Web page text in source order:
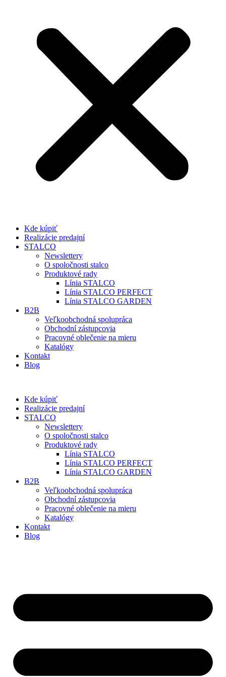
Kde kúpiť
Realizácie predajní
STALCO
Newslettery
O spoločnosti stalco
Produktové rady
Línia STALCO
Línia STALCO PERFECT
Línia STALCO GARDEN
B2B
Veľkoobchodná spolupráca
Obchodní zástupcovia
Pracovné oblečenie na mieru
Katalógy
Kontakt
Blog
Kde kúpiť
Realizácie predajní
STALCO
Newslettery
O spoločnosti stalco
Produktové rady
Línia STALCO
Línia STALCO PERFECT
Línia STALCO GARDEN
B2B
Veľkoobchodná spolupráca
Obchodní zástupcovia
Pracovné oblečenie na mieru
Katalógy
Kontakt
Blog